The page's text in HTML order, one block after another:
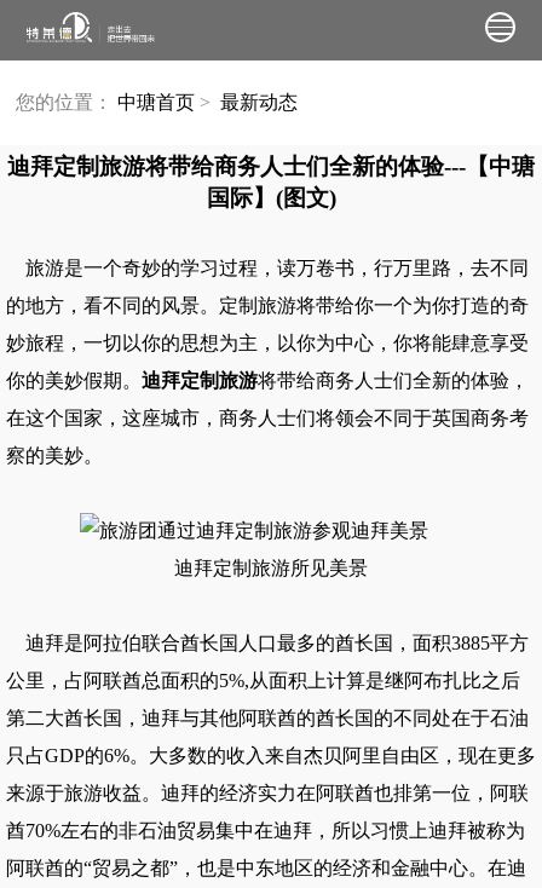
您的位置： 中瑭首页 > 最新动态
迪拜定制旅游将带给商务人士们全新的体验---【中瑭
国际】(图文)
旅游是一个奇妙的学习过程，读万卷书，行万里路，去不同
的地方，看不同的风景。 定制旅游将带给你一个为你打造的奇
妙旅程，一切以你的思想为主，以你为中心，你将能肆意享受
你的美妙假期。 迪拜定制旅游将带给商务人士们全新的体验，
在这个国家，这座城市，商务人士们将领会不同于英国商务考
察的美妙。
迪拜定制旅游所见美景
迪拜是阿拉伯联合酋长国人口最多的酋长国，面积3885平方
公里，占阿联酋总面积的5%,从面积上计算是继阿布扎比之后
第二大酋长国，迪拜与其他阿联酋的酋长国的不同处在于石油
只占GDP的6%。大多数的收入来自杰贝阿里自由区，现在更多
来源于旅游收益。迪拜的经济实力在阿联酋也排第一位，阿联
酋70%左右的非石油贸易集中在迪拜，所以习惯上迪拜被称为
阿联酋的“贸易之都”，也是中东地区的经济和金融中心。在迪